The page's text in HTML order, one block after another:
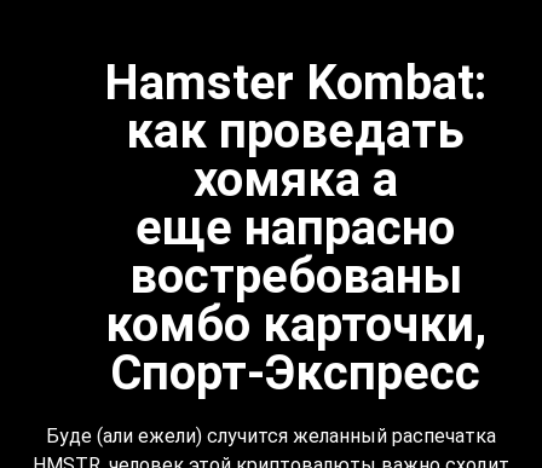
Hamster Kombat:
как проведать
хомяка а
еще напрасно
востребованы
комбо карточки,
Спорт-Экспресс
Буде (али ежели) случится желанный распечатка